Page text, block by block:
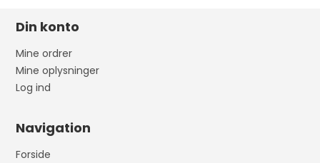
Din konto
Mine ordrer
Mine oplysninger
Log ind
Navigation
Forside